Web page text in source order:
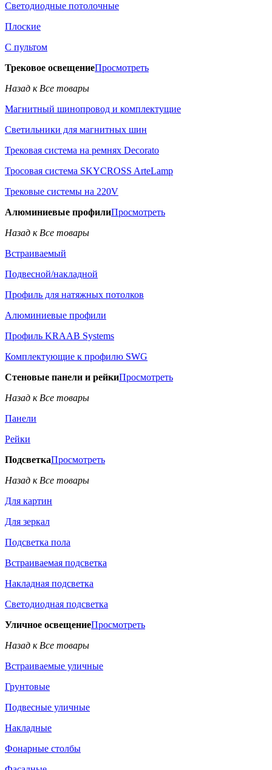
Светодиодные потолочные
Плоские
С пультом
Трековое освещениеПросмотреть
Назад к Все товары
Магнитный шинопровод и комплектущие
Светильники для магнитных шин
Трековая система на ремнях Decorato
Тросовая система SKYCROSS ArteLamp
Трековые системы на 220V
Алюминиевые профилиПросмотреть
Назад к Все товары
Встраиваемый
Подвесной/накладной
Профиль для натяжных потолков
Алюминиевые профили
Профиль KRAAB Systems
Комплектующие к профилю SWG
Стеновые панели и рейкиПросмотреть
Назад к Все товары
Панели
Рейки
ПодсветкаПросмотреть
Назад к Все товары
Для картин
Для зеркал
Подсветка пола
Встраиваемая подсветка
Накладная подсветка
Светодиодная подсветка
Уличное освещениеПросмотреть
Назад к Все товары
Встраиваемые уличные
Грунтовые
Подвесные уличные
Накладные
Фонарные столбы